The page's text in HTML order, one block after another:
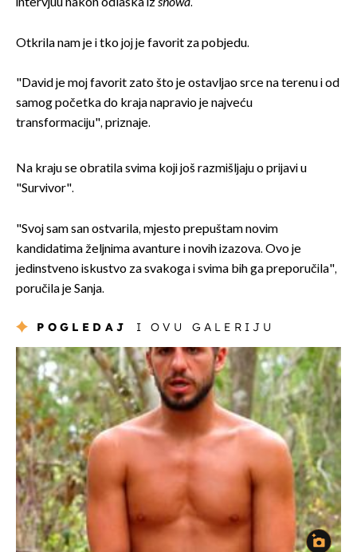
Otkrila nam je i tko joj je favorit za pobjedu.
"David je moj favorit zato što je ostavljao srce na terenu i od
samog početka do kraja napravio je najveću
transformaciju", priznaje.
Na kraju se obratila svima koji još razmišljaju o prijavi u
"Survivor".
"Svoj sam san ostvarila, mjesto prepuštam novim
kandidatima željnima avanture i novih izazova. Ovo je
jedinstveno iskustvo za svakoga i svima bih ga preporučila",
poručila je Sanja.
POGLEDAJ I OVU GALERIJU